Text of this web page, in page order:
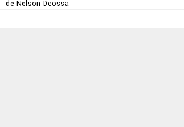
de Nelson Deossa